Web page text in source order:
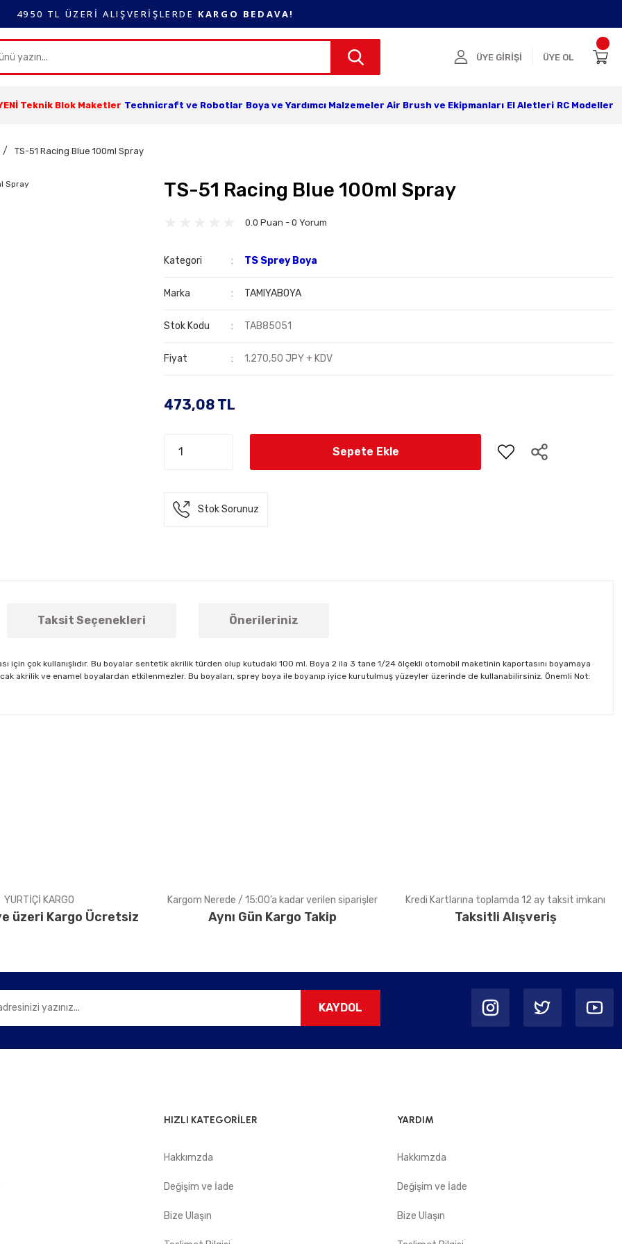
4950 TL ÜZERİ ALIŞVERİŞLERDE KARGO BEDAVA!
ÜYE GİRİŞİ ÜYE OL
Teknik Blok Maketler Technicraft ve Robotlar Boya ve Yardımcı Malzemeler Air Brush ve Ekipmanları El Aletleri RC Modeller
TS-51 Racing Blue 100ml Spray
TS-51 Racing Blue 100ml Spray
0.0 Puan - 0 Yorum
Kategori TS Sprey Boya
Marka TAMIYABOYA
Stok Kodu TAB85051
Fiyat 1.270,50 JPY + KDV
473,08 TL
Sepete Ekle
Stok Sorunuz
Taksit Seçenekleri Önerileriniz
çok kullanışlıdır. Bu boyalar sentetik akrilik türden olup kutudaki 100 ml. Boya 2 ila 3 tane 1/24 ölçekli otomobil maketinin kaportasını boyamaya
akrilik ve enamel boyalardan etkilenmezler. Bu boyaları, sprey boya ile boyanıp iyice kurutulmuş yüzeyler üzerinde de kullanabilirsiniz. Önemli Not:
YURTİÇİ KARGO
üzeri Kargo Ücretsiz
Kargom Nerede / 15:00’a kadar verilen siparişler
Aynı Gün Kargo Takip
Kredi Kartlarına toplamda 12 ay taksit imkanı
Taksitli Alışveriş
KAYDOL
HIZLI KATEGORİLER
Hakkımzda
Değişim ve İade
Bize Ulaşın
YARDIM
Hakkımzda
Değişim ve İade
Bize Ulaşın